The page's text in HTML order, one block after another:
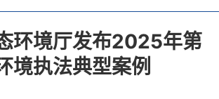
环境厅发布2025年第
境执法典型案例